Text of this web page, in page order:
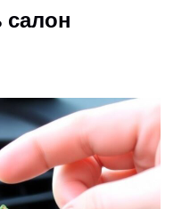
салон